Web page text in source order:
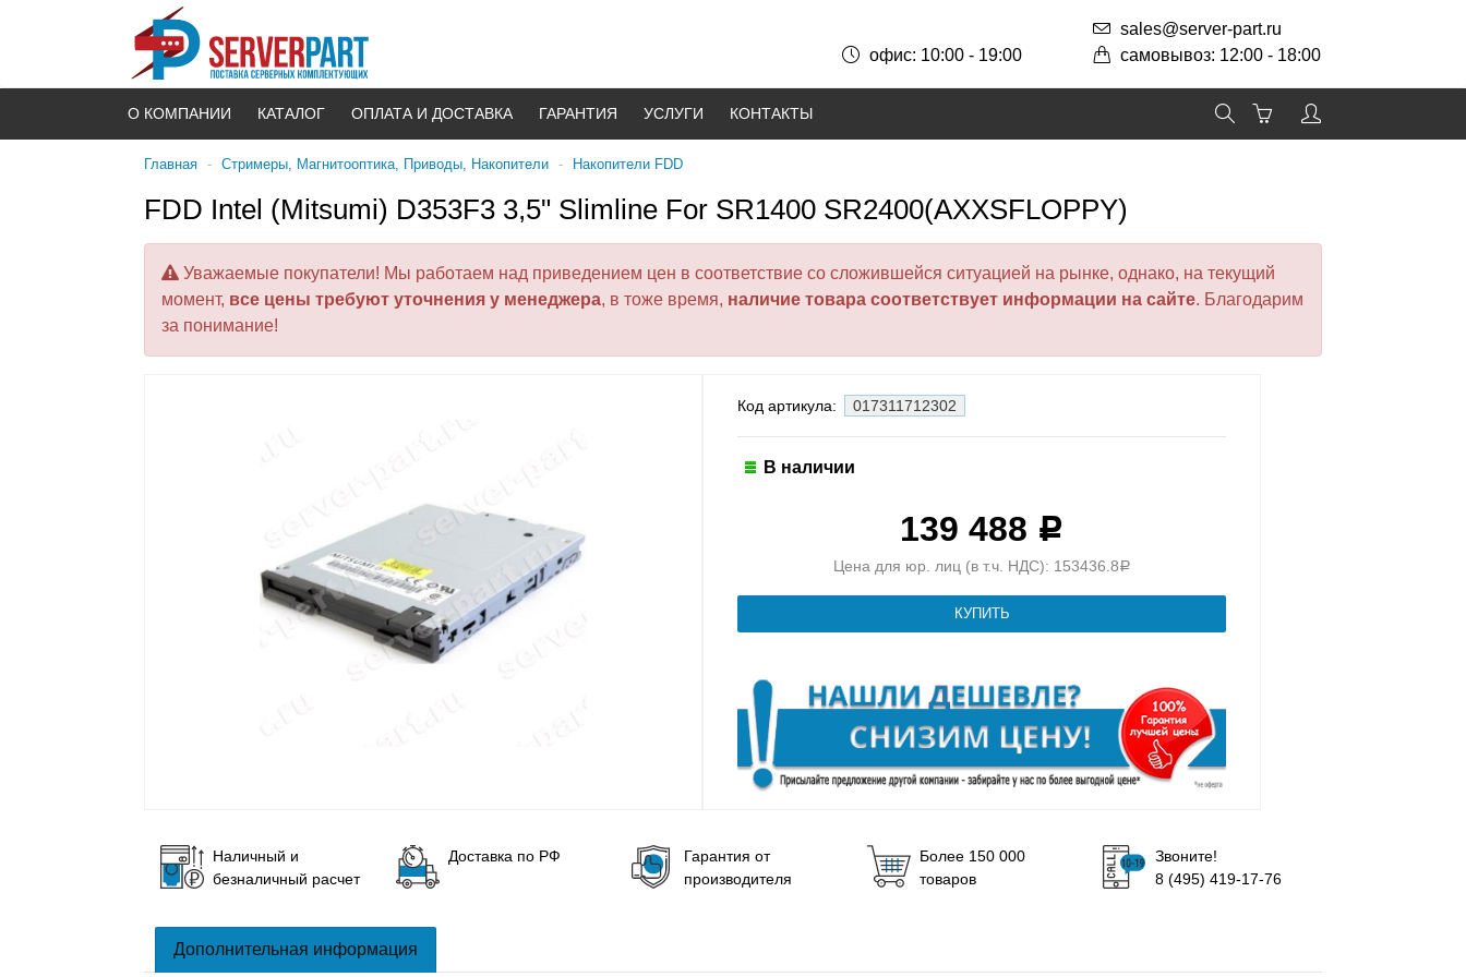
sales@server-part.ru
самовывоз: 12:00 - 18:00
офис: 10:00 - 19:00
О КОМПАНИИ КАТАЛОГ ОПЛАТА И ДОСТАВКА ГАРАНТИЯ УСЛУГИ КОНТАКТЫ
Главная - Стримеры, Магнитооптика, Приводы, Накопители - Накопители FDD
FDD Intel (Mitsumi) D353F3 3,5" Slimline For SR1400 SR2400(AXXSFLOPPY)
Уважаемые покупатели! Мы работаем над приведением цен в соответствие со сложившейся ситуацией на рынке, однако, на текущий
момент, все цены требуют уточнения у менеджера, в тоже время, наличие товара соответствует информации на сайте. Благодарим
за понимание!
Код артикула: 017311712302
В наличии
139 488 Р
Цена для юр. лиц (в т.ч. НДС): 153436.8 Р
Наличный и
безналичный расчет
Доставка по РФ
Гарантия от
производителя
Более 150 000
товаров
Звоните!
8 (495) 419-17-76
Дополнительная информация